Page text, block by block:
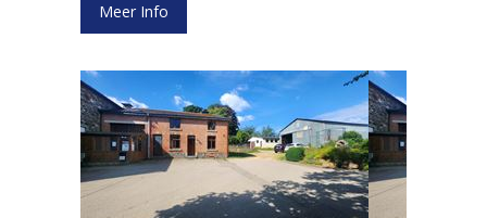
Meer Info